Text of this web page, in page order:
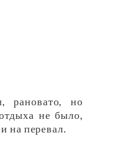
рановато, но
не было,
на перевал.